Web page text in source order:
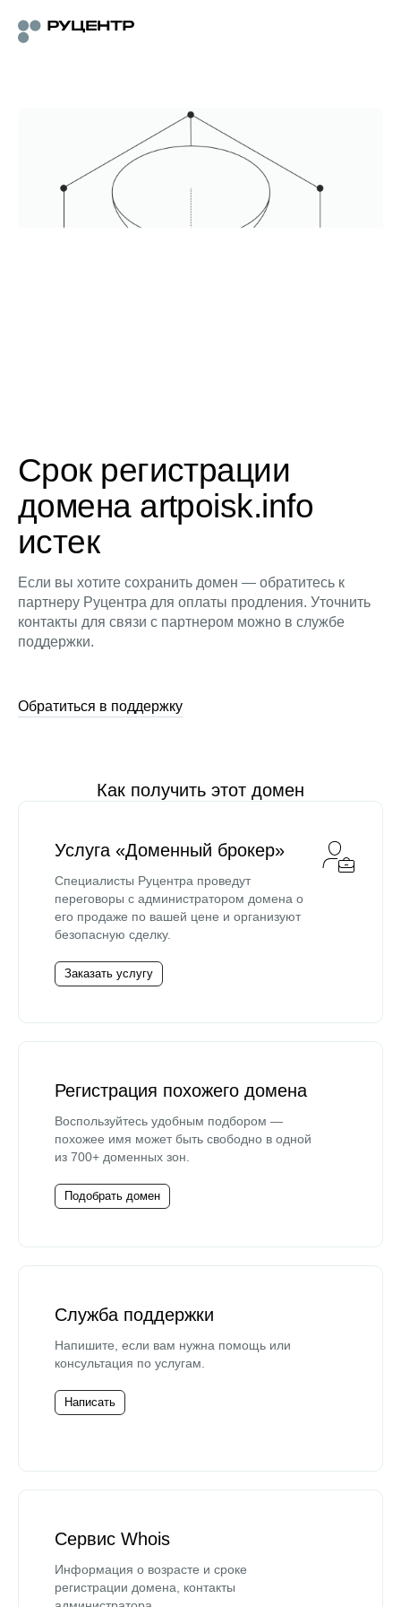
Срок регистрации
домена artpoisk.info
истек
Если вы хотите сохранить домен — обратитесь к
партнеру Руцентра для оплаты продления. Уточнить
контакты для связи с партнером можно в службе
поддержки.
Обратиться в поддержку
Как получить этот домен
Услуга «Доменный брокер»
Специалисты Руцентра проведут
переговоры с администратором домена о
его продаже по вашей цене и организуют
безопасную сделку.
Заказать услугу
Регистрация похожего домена
Воспользуйтесь удобным подбором —
похожее имя может быть свободно в одной
из 700+ доменных зон.
Подобрать домен
Служба поддержки
Напишите, если вам нужна помощь или
консультация по услугам.
Написать
Сервис Whois
Информация о возрасте и сроке
регистрации домена, контакты